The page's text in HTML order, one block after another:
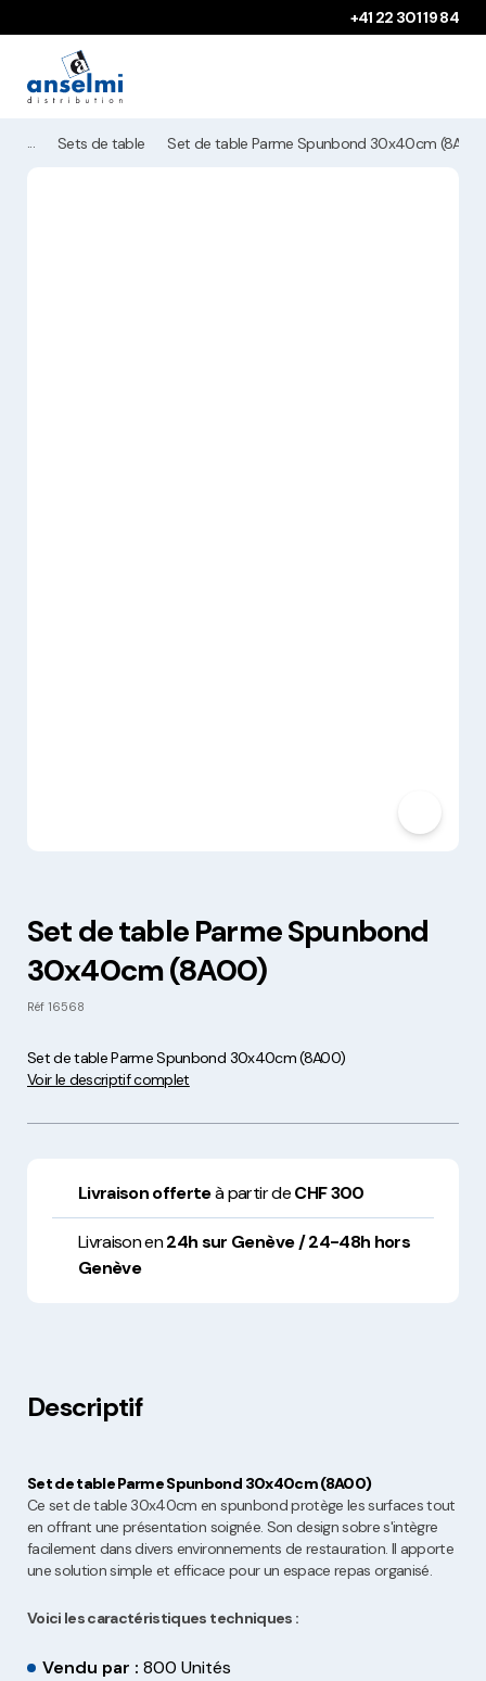
+41 22 301 19 84
Sets de table Set de table Parme Spunbond 30x40cm (8A00)
Set de table Parme Spunbond
30x40cm (8A00)
Réf 16568
Set de table Parme Spunbond 30x40cm (8A00)
Voir le descriptif complet
Livraison offerteà partir deCHF 300
Livraison en24h sur Genève / 24-48h hors
Genève
Descriptif
Set de table Parme Spunbond 30x40cm (8A00)
Ce set de table 30x40cm en spunbond protège les surfaces tout
en offrant une présentation soignée. Son design sobre s'intègre
facilement dans divers environnements de restauration. Il apporte
une solution simple et efficace pour un espace repas organisé.
Voici les caractéristiques techniques :
Vendu par : 800 Unités